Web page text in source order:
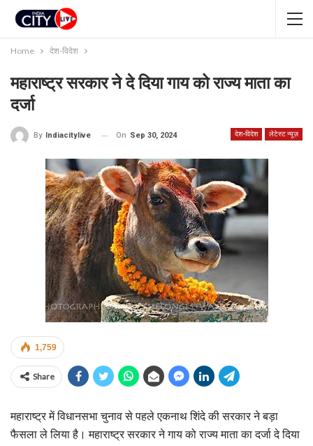
Home देश-विदेश
महाराष्ट्र सरकार ने दे दिया गाय को राज्य माता का
दर्जा
देश-विदेश लेटेस्ट न्यूज़
By Indiacitylive On Sep 30, 2024
1,759
Share
महाराष्ट्र में विधानसभा चुनाव से पहले एकनाथ शिंदे की सरकार ने बड़ा
फैसला ले लिया है। महाराष्ट्र सरकार ने गाय को राज्य माता का दर्जा दे दिया